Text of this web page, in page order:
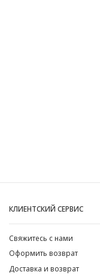
КЛИЕНТСКИЙ СЕРВИС
Свяжитесь с нами
Оформить возврат
Доставка и возврат